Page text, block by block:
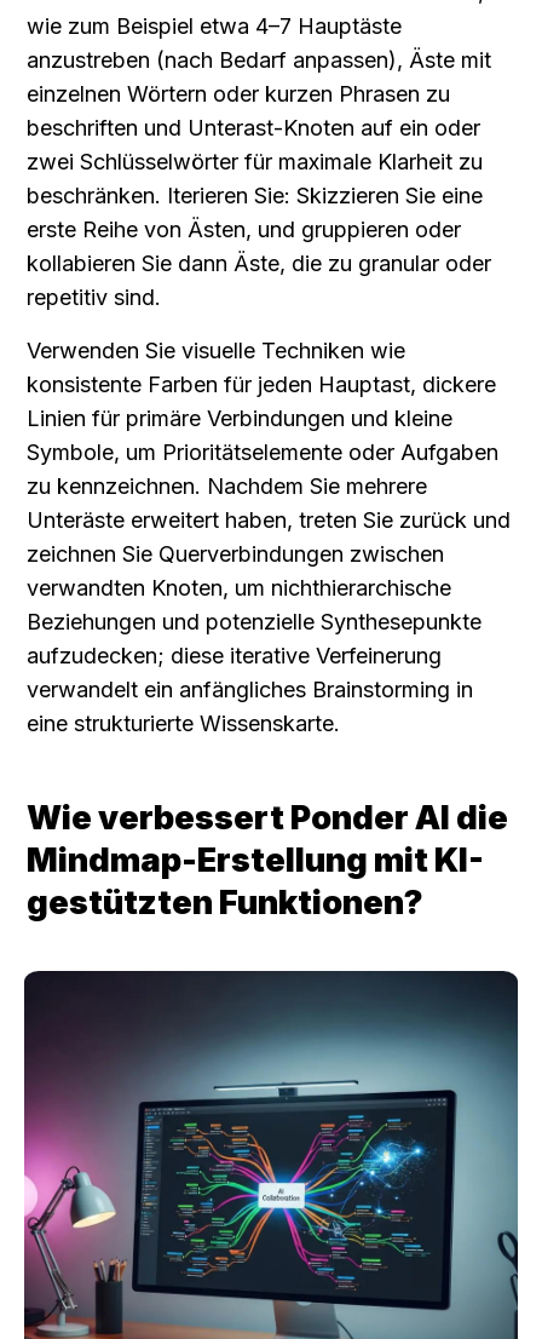
wie zum Beispiel etwa 4–7 Hauptäste
anzustreben (nach Bedarf anpassen), Äste mit
einzelnen Wörtern oder kurzen Phrasen zu
beschriften und Unterast-Knoten auf ein oder
zwei Schlüsselwörter für maximale Klarheit zu
beschränken. Iterieren Sie: Skizzieren Sie eine
erste Reihe von Ästen, und gruppieren oder
kollabieren Sie dann Äste, die zu granular oder
repetitiv sind.
Verwenden Sie visuelle Techniken wie
konsistente Farben für jeden Hauptast, dickere
Linien für primäre Verbindungen und kleine
Symbole, um Prioritätselemente oder Aufgaben
zu kennzeichnen. Nachdem Sie mehrere
Unteräste erweitert haben, treten Sie zurück und
zeichnen Sie Querverbindungen zwischen
verwandten Knoten, um nichthierarchische
Beziehungen und potenzielle Synthesepunkte
aufzudecken; diese iterative Verfeinerung
verwandelt ein anfängliches Brainstorming in
eine strukturierte Wissenskarte.
Wie verbessert Ponder AI die
Mindmap-Erstellung mit KI-
gestützten Funktionen?